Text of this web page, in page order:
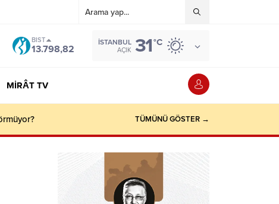
BIST
13.798,82
İSTANBUL
AÇIK 31°C
MIRÂT TV
Trilyon Dolar TÜMÜNÜ GÖSTER →